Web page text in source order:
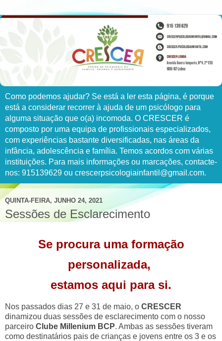
Como podemos ajudar? Se está a ler esta página, é porque
está a considerar recorrer à ajuda de um psicólogo para
alguma situação que o(a) incomoda. O CRESCER é
composto por uma equipa de profissionais especializados,
com experiências bastante diversificadas, nas áreas da
infância, adolescência e família. Temos acordos com várias
instituições. Para mais informações ou marcações, contacte-
nos: 915139629 ou crescerpsicologiainfantil@gmail.com.
QUINTA-FEIRA, JUNHO 24, 2021
Sessões de Esclarecimento
Se procura uma formação
personalizada,
estamos aqui para si.
Nos passados dias 27 e 31 de maio, o CRESCER
dinamizou duas sessões de esclarecimento com o nosso
parceiro Clube Millenium BCP. Ambas as sessões tiveram
como destinatários pais de crianças e jovens entre os 3 e os